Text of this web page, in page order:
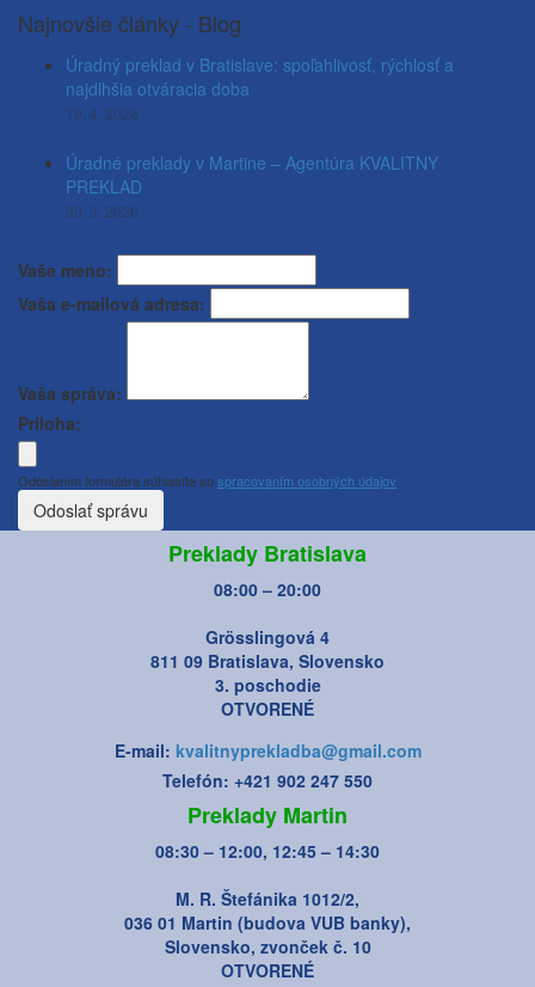
Najnovšie články - Blog
Úradný preklad v Bratislave: spoľahlivosť, rýchlosť a
najdlhšia otváracia doba
19. 4. 2026
Úradné preklady v Martine – Agentúra KVALITNY
PREKLAD
30. 3. 2026
Vaše meno:
Vaša e-mailová adresa:
Vaša správa:
Príloha:
Odoslaním formulára súhlasíte sospracovaním osobných údajov
Odoslať správu
Preklady Bratislava
08:00 – 20:00
Grösslingová 4
811 09 Bratislava, Slovensko
3. poschodie
OTVORENÉ
E-mail: kvalitnyprekladba@gmail.com
Telefón: +421 902 247 550
Preklady Martin
08:30 – 12:00, 12:45 – 14:30
M. R. Štefánika 1012/2,
036 01 Martin (budova VUB banky),
Slovensko, zvonček č. 10
OTVORENÉ